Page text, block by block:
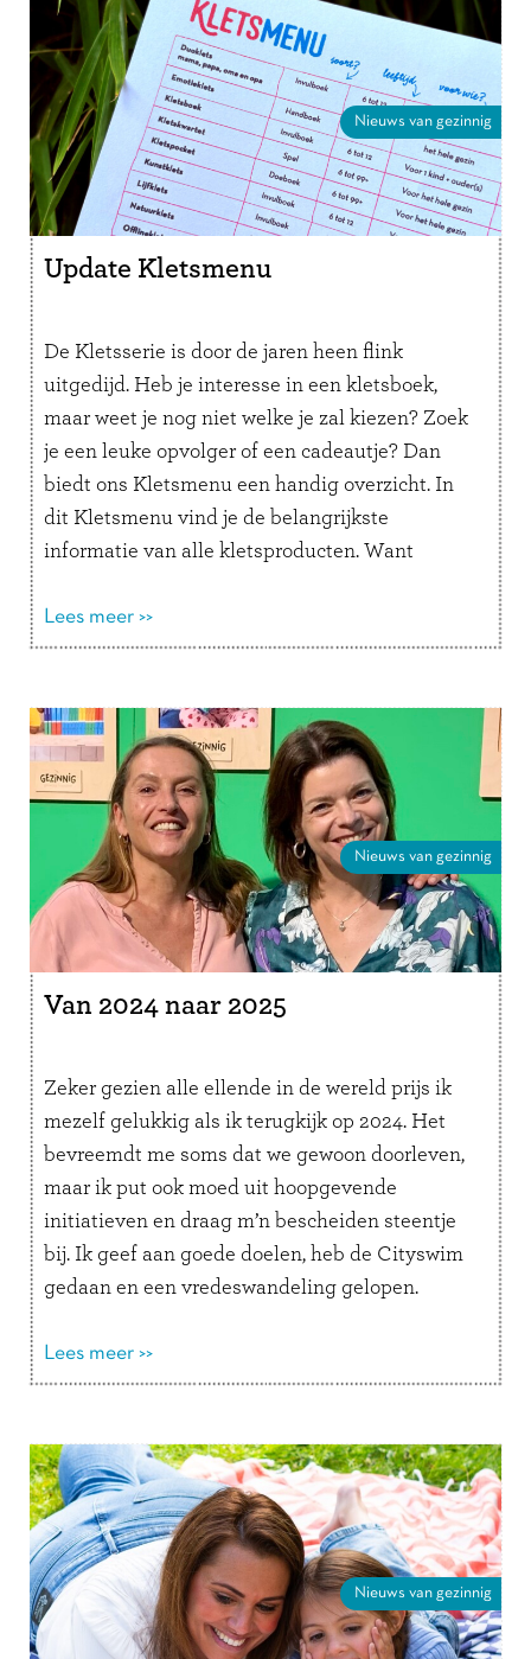
Nieuws van gezinnig
Update Kletsmenu
De Kletsserie is door de jaren heen flink
uitgedijd. Heb je interesse in een kletsboek,
maar weet je nog niet welke je zal kiezen? Zoek
je een leuke opvolger of een cadeautje? Dan
biedt ons Kletsmenu een handig overzicht. In
dit Kletsmenu vind je de belangrijkste
informatie van alle kletsproducten. Want
Lees meer >>
Nieuws van gezinnig
Van 2024 naar 2025
Zeker gezien alle ellende in de wereld prijs ik
mezelf gelukkig als ik terugkijk op 2024. Het
bevreemdt me soms dat we gewoon doorleven,
maar ik put ook moed uit hoopgevende
initiatieven en draag m’n bescheiden steentje
bij. Ik geef aan goede doelen, heb de Cityswim
gedaan en een vredeswandeling gelopen.
Lees meer >>
Nieuws van gezinnig